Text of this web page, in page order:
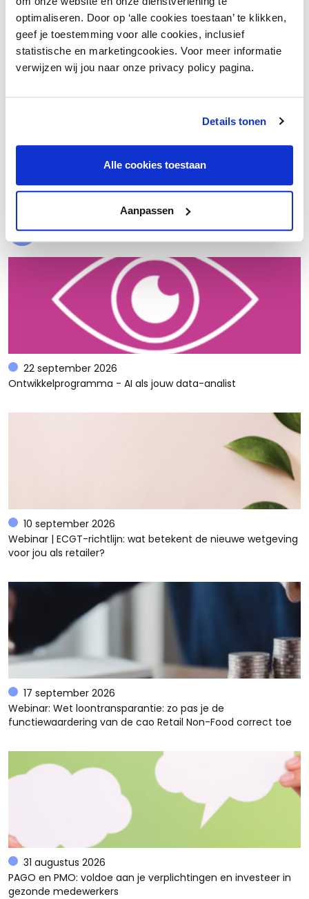
optimaliseren. Door op ‘alle cookies toestaan’ te klikken,
geef je toestemming voor alle cookies, inclusief
statistische en marketingcookies. Voor meer informatie
verwijzen wij jou naar onze privacy policy pagina.
Details tonen
Alle cookies toestaan
Aanpassen
Laad meer
Evenementen
22 september 2026
Ontwikkelprogramma - AI als jouw data-analist
10 september 2026
Webinar | ECGT-richtlijn: wat betekent de nieuwe wetgeving
voor jou als retailer?
17 september 2026
Webinar: Wet loontransparantie: zo pas je de
functiewaardering van de cao Retail Non-Food correct toe
31 augustus 2026
PAGO en PMO: voldoe aan je verplichtingen en investeer in
gezonde medewerkers